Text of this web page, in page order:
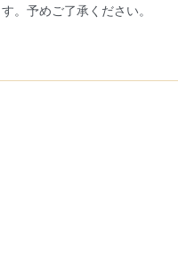
。予めご了承ください。